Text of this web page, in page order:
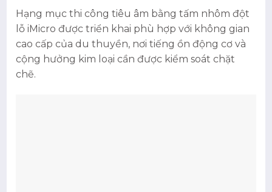
Hạng mục thi công tiêu âm bằng tấm nhôm đột
lỗ iMicro được triển khai phù hợp với không gian
cao cấp của du thuyền, nơi tiếng ồn động cơ và
cộng hưởng kim loại cần được kiểm soát chặt
chẽ.